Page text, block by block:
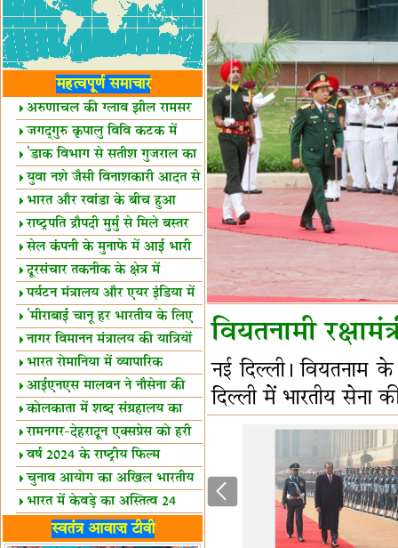
महत्वपूर्ण समाचार
अरुणाचल की ग्लाव झील रामसर
स्थल घोषित
जगद्गुरु कृपालु विवि कटक में
शैक्षिक सत्र शुरू
'डाक विभाग से सतीश गुजराल का
रिश्ता गहरा'
युवा नशे जैसी विनाशकारी आदत से
दूर रहें-मोदी
भारत और रवांडा के बीच हुआ
व्यापार विस्तार
राष्ट्रपति द्रौपदी मुर्मु से मिले बस्तर
के प्रतिनिधि
सेल कंपनी के मुनाफे में आई भारी
उछाल!
दूरसंचार तकनीक के क्षेत्र में
उत्कृष्टता पुरस्कार
पर्यटन मंत्रालय और एयर इंडिया में
समझौता
'मीराबाई चानू हर भारतीय के लिए
प्रेरणा'
नागर विमानन मंत्रालय की यात्रियों
को सलाह
भारत रोमानिया में व्यापारिक
साझेदारियां
आईएनएस मालवन ने नौसेना की
ताकत बढ़ाई
कोलकाता में शब्द संग्रहालय का
उद्घाटन
रामनगर-देहरादून एक्सप्रेस को हरी
झंडीवर्ष 2024 के राष्ट्रीय फिल्म
पुरस्कारों की घोषणा
चुनाव आयोग का अखिल भारतीय
मीडिया सम्मेलन
भारत में केवड़े का अस्तित्‍व 24
लाख वर्ष!
लखनऊ में 'एक राष्ट्र एक चुनाव'
स्वतंत्र आवाज़ टीवी
वियतनामी
नई दिल्ली। वियतनाम
दिल्ली में भारतीय सेना